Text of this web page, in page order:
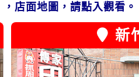
店面地圖，請點入觀看。
新